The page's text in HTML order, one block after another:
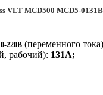
VLT MCD500 MCD5-
220В (переменного
рабочий): 131А;